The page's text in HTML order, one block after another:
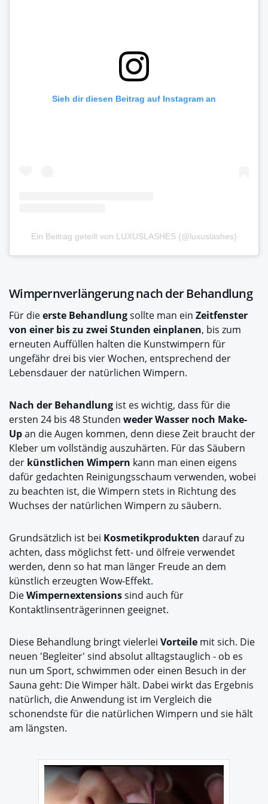
Sieh dir diesen Beitrag auf Instagram an
Ein Beitrag geteilt von LUXUSLASHES (@luxuslashes)
Wimpernverlängerung nach der Behandlung
Für dieerste Behandlungsollte man ein Zeitfenster
von einer bis zu zwei Stunden einplanen, bis zum
erneuten Auffüllen halten die Kunstwimpern für
ungefähr drei bis vier Wochen, entsprechend der
Lebensdauer der natürlichen Wimpern.
Nach der Behandlung ist es wichtig, dass für die
ersten 24 bis 48 Stunden weder Wasser noch Make-
Upan die Augen kommen, denn diese Zeit braucht der
Kleber um vollständig auszuhärten. Für das Säubern
der künstlichen Wimpern kann man einen eigens
dafür gedachten Reinigungsschaum verwenden, wobei
zu beachten ist, die Wimpern stets in Richtung des
Wuchses der natürlichen Wimpern zu säubern.
Grundsätzlich ist bei Kosmetikprodukten darauf zu
achten, dass möglichst fett- und ölfreie verwendet
werden, denn so hat man länger Freude an dem
künstlich erzeugten Wow-Effekt.
DieWimpernextensionssind auch für
Kontaktlinsenträgerinnen geeignet.
Diese Behandlung bringt vielerlei Vorteile mit sich. Die
neuen 'Begleiter' sind absolut alltagstauglich - ob es
nun um Sport, schwimmen oder einen Besuch in der
Sauna geht: Die Wimper hält. Dabei wirkt das Ergebnis
natürlich, die Anwendung ist im Vergleich die
schonendste für die natürlichen Wimpern und sie hält
am längsten.